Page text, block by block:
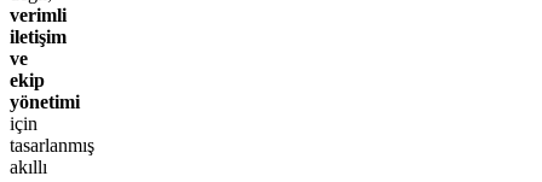
verimli
iletişim
ve
ekip
yönetimi
için
tasarlanmış
akıllı